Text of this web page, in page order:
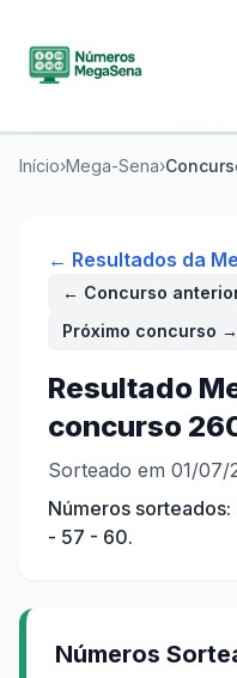
Início›Mega-Sena›
← Resultados da
← Concurso
Próximo concurso →
Resultado
concurso
Sorteado em 01/07/
Números sorteados:
- 57 - 60.
Números